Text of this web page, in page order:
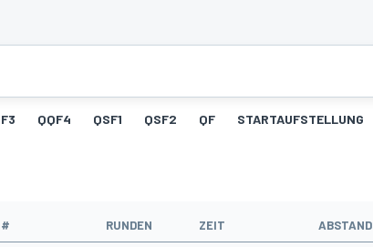
QQF4 QSF1 QSF2 QF STARTAUFSTELLUNG
# RUNDEN ZEIT ABSTAND